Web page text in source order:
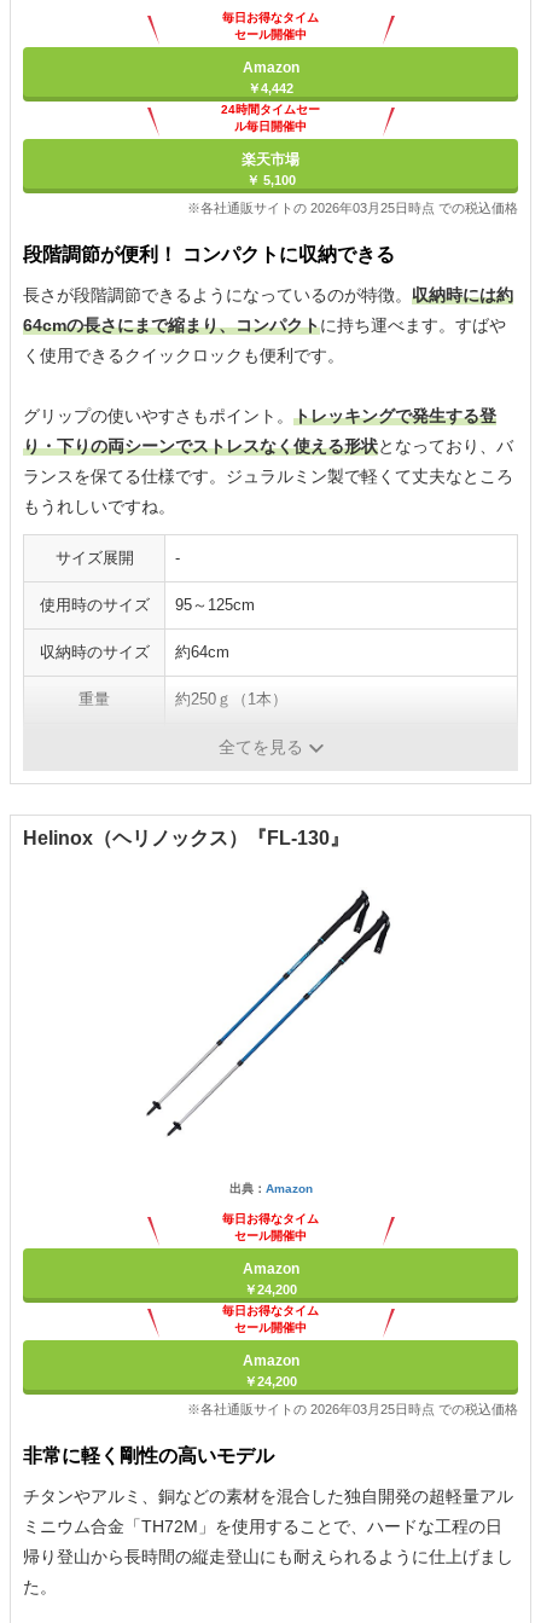
毎日お得なタイム
セール開催中
Amazon
￥4,442
24時間タイムセー
ル毎日開催中
楽天市場
￥ 5,100
※各社通販サイトの 2026年03月25日時点 での税込価格
段階調節が便利！ コンパクトに収納できる
長さが段階調節できるようになっているのが特徴。 収納時には約
64cmの長さにまで縮まり、コンパクトに持ち運べます。すばや
く使用できるクイックロックも便利です。
グリップの使いやすさもポイント。 トレッキングで発生する登
り・下りの両シーンでストレスなく使える形状となっており、バ
ランスを保てる仕様です。ジュラルミン製で軽くて丈夫なところ
もうれしいですね。
サイズ展開 -
使用時のサイズ 95～125cm
収納時のサイズ 約64cm
重量 約250ｇ（1本）
アルミ全てを見る
Helinox（ヘリノックス）『FL-130』
出典： Amazon
毎日お得なタイム
セール開催中
Amazon
￥24,200
毎日お得なタイム
セール開催中
Amazon
￥24,200
※各社通販サイトの 2026年03月25日時点 での税込価格
非常に軽く剛性の高いモデル
チタンやアルミ、銅などの素材を混合した独自開発の超軽量アル
ミニウム合金「TH72M」を使用することで、ハードな工程の日
帰り登山から長時間の縦走登山にも耐えられるように仕上げまし
た。